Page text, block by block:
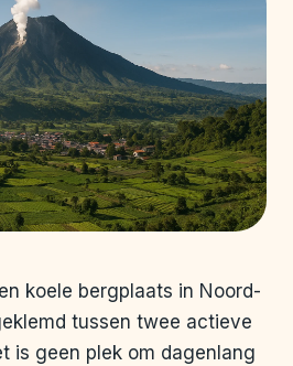
koele bergplaats in Noord-
tussen twee actieve
is geen plek om dagenlang